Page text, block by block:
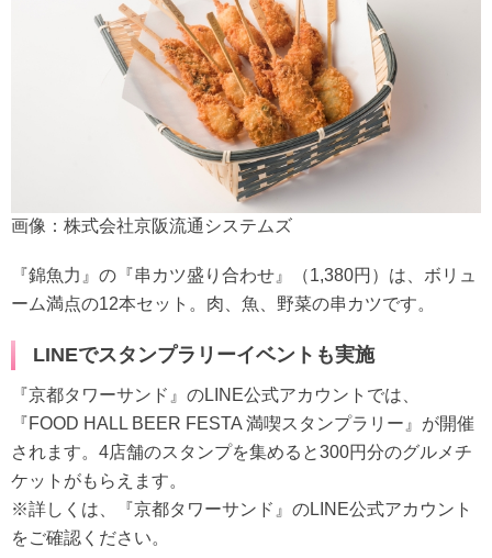
画像：株式会社京阪流通システムズ
『錦魚力』の『串カツ盛り合わせ』（1,380円）は、ボリュ
ーム満点の12本セット。肉、魚、野菜の串カツです。
LINEでスタンプラリーイベントも実施
『京都タワーサンド』のLINE公式アカウントでは、
『FOOD HALL BEER FESTA 満喫スタンプラリー』が開催
されます。4店舗のスタンプを集めると300円分のグルメチ
ケットがもらえます。
※詳しくは、『京都タワーサンド』のLINE公式アカウント
をご確認ください。